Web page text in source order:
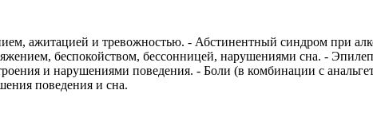
ажитацией и тревожностью. - Абстинентный синдром при
беспокойством, бессонницей, нарушениями сна. -
и нарушениями поведения. - Боли (в комбинации с
поведения и сна.